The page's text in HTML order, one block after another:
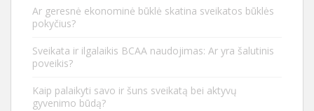
Ar geresnė ekonominė būklė skatina sveikatos būklės
pokyčius?
Sveikata ir ilgalaikis BCAA naudojimas: Ar yra šalutinis
poveikis?
Kaip palaikyti savo ir šuns sveikatą bei aktyvų
gyvenimo būdą?